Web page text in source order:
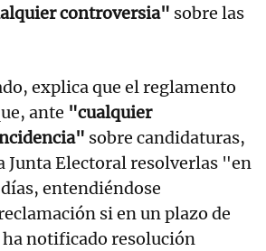
controversia" sobre las
explica que el reglamento
ante "cualquier
sobre candidaturas,
Junta Electoral resolverlas "en
entendiéndose
si en un plazo de
ha notificado resolución